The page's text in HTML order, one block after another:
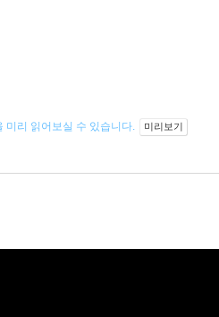
미리 읽어보실 수 있습니다. 미리보기